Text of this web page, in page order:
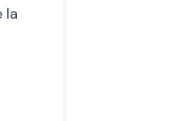
la